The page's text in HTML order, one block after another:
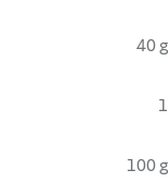
40 g
1
100 g